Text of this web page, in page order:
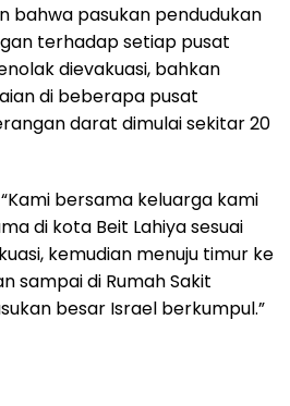
bahwa pasukan pendudukan
terhadap setiap pusat
dievakuasi, bahkan
di beberapa pusat
darat dimulai sekitar 20
bersama keluarga kami
di kota Beit Lahiya sesuai
kemudian menuju timur ke
sampai di Rumah Sakit
besar Israel berkumpul.”